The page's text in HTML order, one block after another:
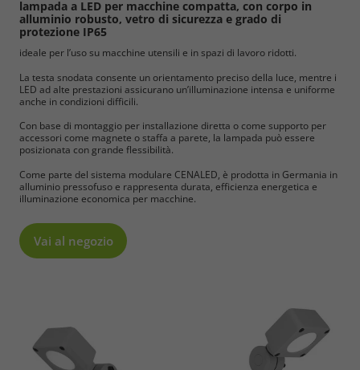
lampada a LED per macchine compatta, con corpo in
alluminio robusto, vetro di sicurezza e grado di
protezione IP65
ideale per l’uso su macchine utensili e in spazi di lavoro ridotti.
La testa snodata consente un orientamento preciso della luce, mentre i
LED ad alte prestazioni assicurano un’illuminazione intensa e uniforme
anche in condizioni difficili.
Con base di montaggio per installazione diretta o come supporto per
accessori come magnete o staffa a parete, la lampada può essere
posizionata con grande flessibilità.
Come parte del sistema modulare CENALED, è prodotta in Germania in
alluminio pressofuso e rappresenta durata, efficienza energetica e
illuminazione economica per macchine.
Vai al negozio